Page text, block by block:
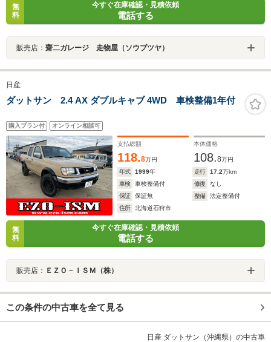
無
料
今すぐ在庫確認・見積依頼
電話する
販売店： 齋二ガレージ 走物屋（ソウブツヤ）
日産
ダットサン 2.4 AX ダブルキャブ 4WD 車検整備1年付
購入プラン付 オンライン相談可
支払総額
118.8万円
本体価格
108.8万円
年式
1999年 走行 17.2万km
車検
車検整備付 修復
なし
保証
保証無 整備
法定整備付
住所
北海道石狩市
無
料
今すぐ在庫確認・見積依頼
電話する
販売店： ＥＺＯ－ＩＳＭ（株）
この条件の中古車を全て見る
日産 ダットサン（沖縄県）の中古車